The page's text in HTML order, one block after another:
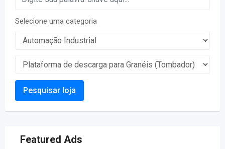
Selecione uma categoria
Pesquisar loja
Featured Ads